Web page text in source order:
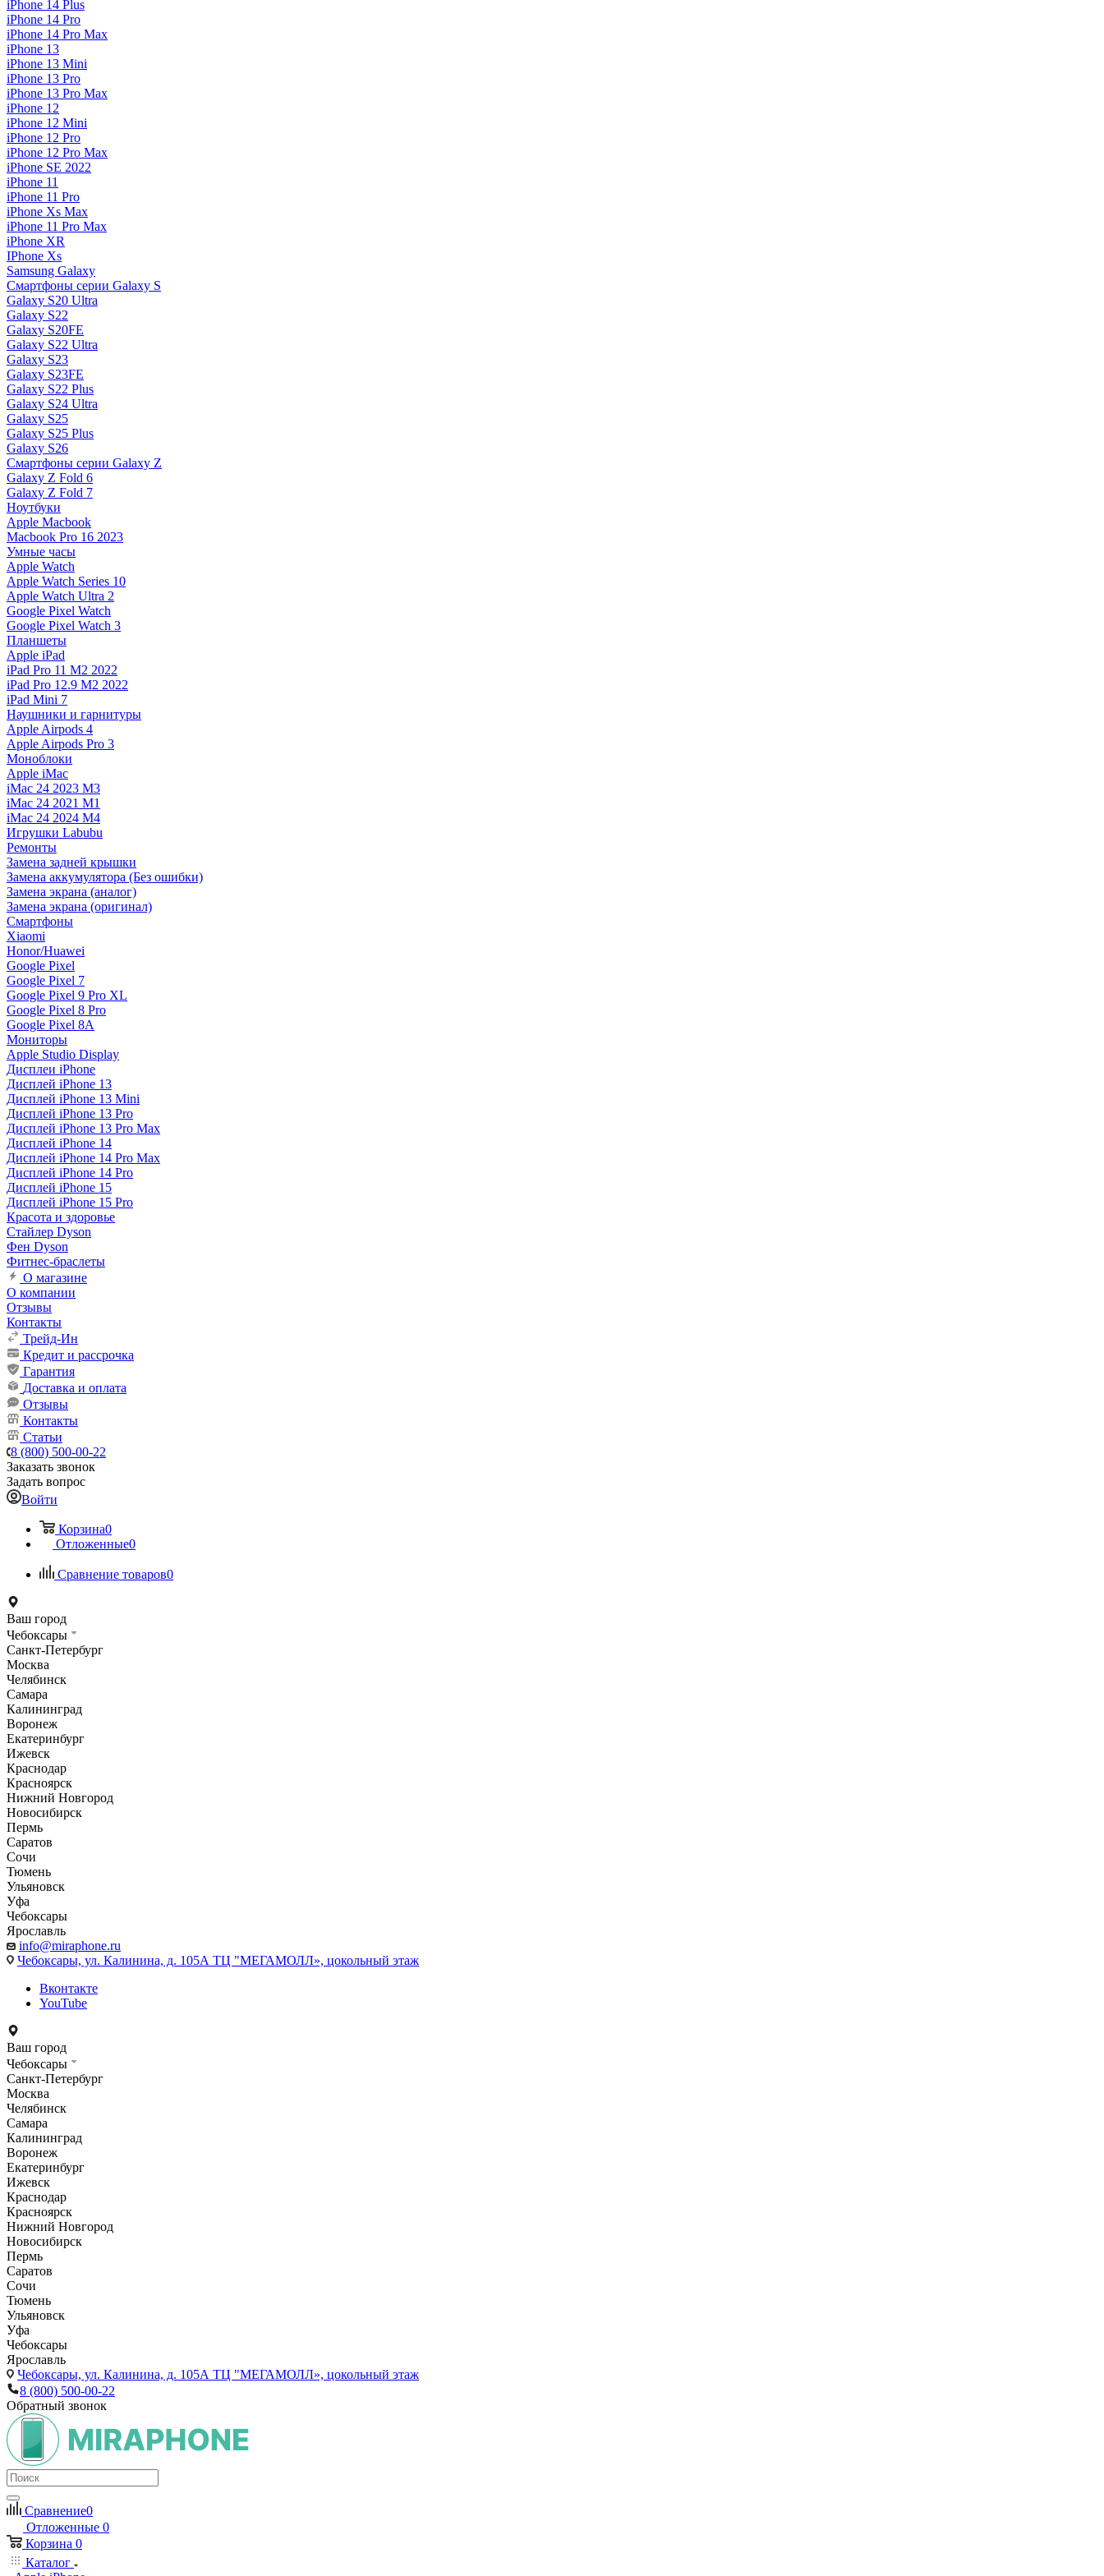
iPhone 14 Plus
iPhone 14 Pro
iPhone 14 Pro Max
iPhone 13
iPhone 13 Mini
iPhone 13 Pro
iPhone 13 Pro Max
iPhone 12
iPhone 12 Mini
iPhone 12 Pro
iPhone 12 Pro Max
iPhone SE 2022
iPhone 11
iPhone 11 Pro
iPhone Xs Max
iPhone 11 Pro Max
iPhone XR
IPhone Xs
Samsung Galaxy
Смартфоны серии Galaxy S
Galaxy S20 Ultra
Galaxy S22
Galaxy S20FE
Galaxy S22 Ultra
Galaxy S23
Galaxy S23FE
Galaxy S22 Plus
Galaxy S24 Ultra
Galaxy S25
Galaxy S25 Plus
Galaxy S26
Смартфоны серии Galaxy Z
Galaxy Z Fold 6
Galaxy Z Fold 7
Ноутбуки
Apple Macbook
Macbook Pro 16 2023
Умные часы
Apple Watch
Apple Watch Series 10
Apple Watch Ultra 2
Google Pixel Watch
Google Pixel Watch 3
Планшеты
Apple iPad
iPad Pro 11 M2 2022
iPad Pro 12.9 M2 2022
iPad Mini 7
Наушники и гарнитуры
Apple Airpods 4
Apple Airpods Pro 3
Моноблоки
Apple iMac
iMac 24 2023 M3
iMac 24 2021 M1
iMac 24 2024 M4
Игрушки Labubu
Ремонты
Замена задней крышки
Замена аккумулятора (Без ошибки)
Замена экрана (аналог)
Замена экрана (оригинал)
Смартфоны
Xiaomi
Honor/Huawei
Google Pixel
Google Pixel 7
Google Pixel 9 Pro XL
Google Pixel 8 Pro
Google Pixel 8A
Мониторы
Apple Studio Display
Дисплеи iPhone
Дисплей iPhone 13
Дисплей iPhone 13 Mini
Дисплей iPhone 13 Pro
Дисплей iPhone 13 Pro Max
Дисплей iPhone 14
Дисплей iPhone 14 Pro Max
Дисплей iPhone 14 Pro
Дисплей iPhone 15
Дисплей iPhone 15 Pro
Красота и здоровье
Стайлер Dyson
Фен Dyson
Фитнес-браслеты
О магазине
О компании
Отзывы
Контакты
Трейд-Ин
Кредит и рассрочка
Гарантия
Доставка и оплата
Отзывы
Контакты
Статьи
8 (800) 500-00-22
Заказать звонок
Задать вопрос
Войти
Корзина0
Отложенные0
Сравнение товаров0
Ваш город
Чебоксары
Санкт-Петербург
Москва
Челябинск
Самара
Калининград
Воронеж
Екатеринбург
Ижевск
Краснодар
Красноярск
Нижний Новгород
Новосибирск
Пермь
Саратов
Сочи
Тюмень
Ульяновск
Уфа
Чебоксары
Ярославль
info@miraphone.ru
Чебоксары, ул. Калинина, д. 105А ТЦ "МЕГАМОЛЛ», цокольный этаж
Вконтакте
YouTube
Ваш город
Чебоксары
Санкт-Петербург
Москва
Челябинск
Самара
Калининград
Воронеж
Екатеринбург
Ижевск
Краснодар
Красноярск
Нижний Новгород
Новосибирск
Пермь
Саратов
Сочи
Тюмень
Ульяновск
Уфа
Чебоксары
Ярославль
Чебоксары, ул. Калинина, д. 105А ТЦ "МЕГАМОЛЛ», цокольный этаж
8 (800) 500-00-22
Обратный звонок
Сравнение0
Отложенные 0
Корзина 0
Каталог